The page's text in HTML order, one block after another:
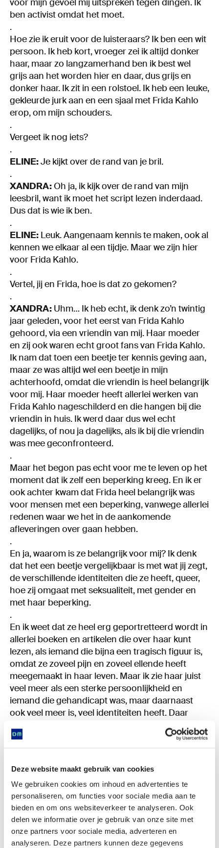
Deze website maakt gebruik van cookies
We gebruiken cookies om inhoud en advertenties te
personaliseren, om functies voor sociale media aan te
bieden en om ons websiteverkeer te analyseren. Ook
delen we informatie over je gebruik van onze site met
onze partners voor sociale media, adverteren en
analyseren. Deze partners kunnen deze gegevens
voor mijn gevoel mij uitspreken tegen dingen. Ik
ben activist omdat het moet.
.
Hoe zie ik eruit voor de luisteraars? Ik ben een wit
persoon. Ik heb kort, vroeger zei ik altijd donker
haar, maar zo langzamerhand ben ik best wel
grijs aan het worden hier en daar, dus grijs en
donker haar. Ik zit in een rolstoel. Ik heb een leuke,
gekleurde jurk aan en een sjaal met Frida Kahlo
erop, om mijn schouders.
.
Vergeet ik nog iets?
.
ELINE:Je kijkt over de rand van je bril.
.
XANDRA:Oh ja, ik kijk over de rand van mijn
leesbril, want ik moet het script lezen inderdaad.
Dus dat is wie ik ben.
.
ELINE: Leuk. Aangenaam kennis te maken, ook al
kennen we elkaar al een tijdje. Maar we zijn hier
voor Frida Kahlo.
.
Vertel, jij en Frida, hoe is dat zo gekomen?
.
XANDRA: Uhm… Ik heb echt, ik denk zo’n twintig
jaar geleden, voor het eerst van Frida Kahlo
gehoord, via een vriendin van mij. Haar moeder
en zij ook waren echt groot fans van Frida Kahlo.
Ik nam dat toen een beetje ter kennis geving aan,
maar ze was altijd wel een beetje in mijn
achterhoofd, omdat die vriendin is heel belangrijk
voor mij. Haar moeder heeft allerlei werken van
Frida Kahlo nageschilderd en die hangen bij die
vriendin in huis. Ik werd daar dus wel echt
dagelijks, of nou ja dagelijks, als ik bij die vriendin
was mee geconfronteerd.
.
Maar het begon pas echt voor me te leven op het
moment dat ik zelf een beperking kreeg. En ik er
ook achter kwam dat Frida heel belangrijk was
voor mensen met een beperking, vanwege allerlei
redenen waar we het in de aankomende
afleveringen over gaan hebben.
.
En ja, waarom is ze belangrijk voor mij? Ik denk
dat het een beetje vergelijkbaar is met wat jij zegt,
de verschillende identiteiten die ze heeft, queer,
hoe zij omgaat met seksualiteit, met gender en
met haar beperking.
.
En ik weet dat ze heel erg geportretteerd wordt in
allerlei boeken en artikelen die over haar kunt
lezen, als iemand die bijna een tragisch figuur is,
omdat ze zoveel pijn en zoveel ellende heeft
meegemaakt in haar leven. Maar ik zie haar juist
veel meer als een sterke persoonlijkheid en
iemand die gehandicapt was, maar daarnaast
ook veel meer is, veel identiteiten heeft. Daar
.
En het is natuurlijk ook niet helemaal toeval dat wij
tegen over elkaar zitten aan tafel deze podcast
op te nemen. Wat hebben wij samen met Frida?
Wat betekent Frida Kahlo voor ons?
.